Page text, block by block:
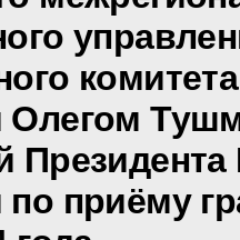
Олегом
Президента
приёму